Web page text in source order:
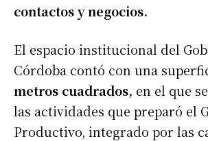
contactos y negocios.
El espacio institucional del
Córdoba contó con una
metros cuadrados, en el que
las actividades que preparó el
Productivo, integrado por las